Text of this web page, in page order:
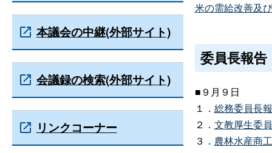
米の需給改善及
委員長報告
■９月９日
１． 総務委員長
２． 文教厚生委
３． 農林水産商
本議会の中継(外部サイト)
会議録の検索(外部サイト)
リンクコーナー